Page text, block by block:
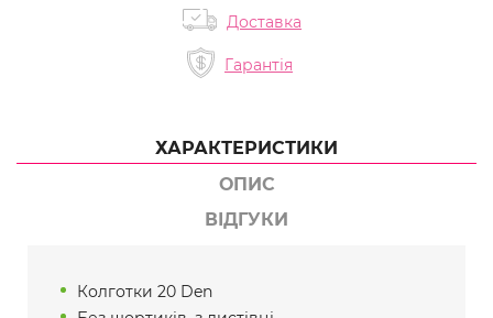
Доставка
Гарантія
ХАРАКТЕРИСТИКИ
ОПИС
ВІДГУКИ
Колготки 20 Den